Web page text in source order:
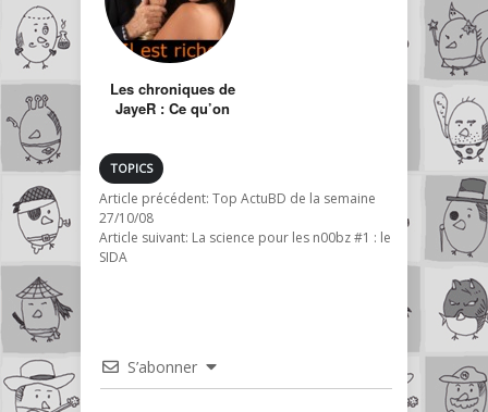
Les chroniques de
JayeR : Ce qu’on
TOPICS
Article précédent: Top ActuBD de la semaine
27/10/08
Article suivant: La science pour les n00bz #1 : le
SIDA
S’abonner